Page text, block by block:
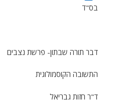
בס"ד
דבר תורה שבתון- פרשת נצבים
התשובה הקוסמולוגית
ד"ר חזות גבריאל